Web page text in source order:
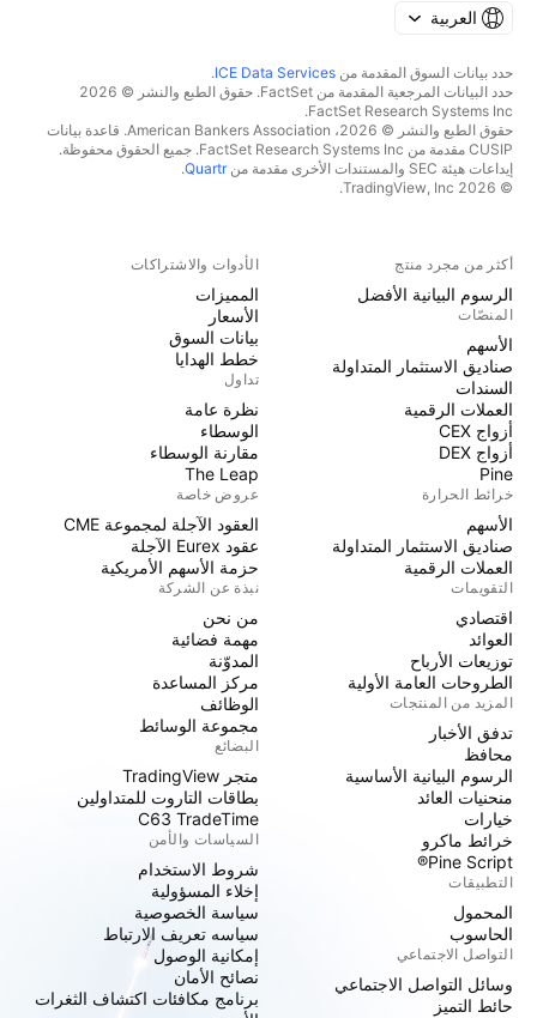
العربية
حدد بيانات السوق المقدمة من ICE Data Services
.
حدد البيانات المرجعية المقدمة من FactSet. حقوق الطبع والنشر © 2026
FactSet Research Systems Inc.
حقوق الطبع والنشر © 2026، American Bankers Association. قاعدة بيانات
CUSIP مقدمة من FactSet Research Systems Inc. جميع الحقوق محفوظة.
إيداعات هيئة SEC والمستندات الأخرى مقدمة من
Quartr
.
© 2026 TradingView, Inc.
أكثر من مجرد منتج
الرسوم البيانية الأفضل
المنصّات
الأسهم
صناديق الاستثمار المتداولة
السندات
العملات الرقمية
أزواج CEX
أزواج DEX
Pine
خرائط الحرارة
الأسهم
صناديق الاستثمار المتداولة
العملات الرقمية
التقويمات
اقتصادي
العوائد
توزيعات الأرباح
الطروحات العامة الأولية
المزيد من المنتجات
تدفق الأخبار
محافظ
الرسوم البيانية الأساسية
منحنيات العائد
خيارات
خرائط ماكرو
Pine Script®
التطبيقات
المحمول
الحاسوب
التواصل الاجتماعي
وسائل التواصل الاجتماعي
حائط التميز
الأدوات والاشتراكات
المميزات
الأسعار
بيانات السوق
خطط الهدايا
تداول
نظرة عامة
الوسطاء
مقارنة الوسطاء
The Leap
عروض خاصة
العقود الآجلة لمجموعة CME
عقود Eurex الآجلة
حزمة الأسهم الأمريكية
نبذة عن الشركة
من نحن
مهمة فضائية
المدوّنة
مركز المساعدة
الوظائف
مجموعة الوسائط
البضائع
متجر TradingView
بطاقات التاروت للمتداولين
C63 TradeTime
السياسات والأمن
شروط الاستخدام
إخلاء المسؤولية
سياسة الخصوصية
سياسه تعريف الارتباط
إمكانية الوصول
نصائح الأمان
برنامج مكافئات اكتشاف الثغرات